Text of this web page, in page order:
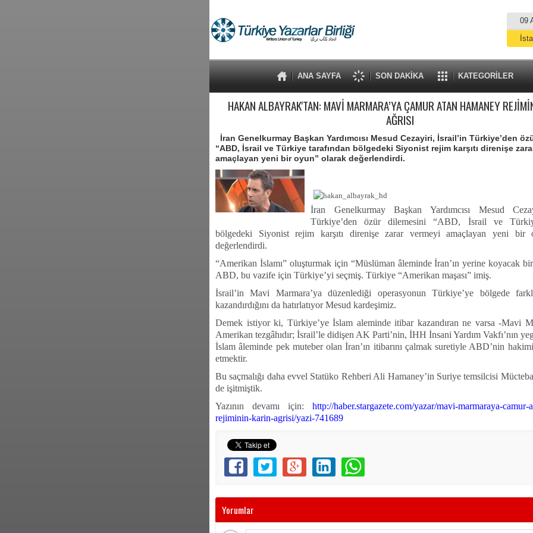
09
ANA SAYFA SON DAKİKA KATEGORİLER
HAKAN ALBAYRAK'TAN: MAVİ MARMARA’YA ÇAMUR ATAN HAMANEY
AĞRISI
İran Genelkurmay Başkan Yardımcısı Mesud Cezayiri, İsrail’in Türkiye’den
“ABD, İsrail ve Türkiye tarafından bölgedeki Siyonist rejim karşıtı direnişe
amaçlayan yeni bir oyun” olarak değerlendirdi.
İran Genelkurmay Başkan Yardımcısı Mesud
Türkiye’den özür dilemesini “ABD, İsrail ve
bölgedeki Siyonist rejim karşıtı direnişe zarar vermeyi amaçlayan yeni bir
değerlendirdi.
“Amerikan İslamı” oluşturmak için “Müslüman âleminde İran’ın yerine koyacak
ABD, bu vazife için Türkiye’yi seçmiş. Türkiye “Amerikan maşası” imiş.
İsrail’in Mavi Marmara’ya düzenlediği operasyonun Türkiye’ye bölgede
kazandırdığını da hatırlatıyor Mesud kardeşimiz.
Demek istiyor ki, Türkiye’ye İslam aleminde itibar kazandıran ne varsa -Mavi
Amerikan tezgâhıdır; İsrail’le didişen AK Parti’nin, İHH İnsani Yardım Vakfı’nın
İslam âleminde pek muteber olan İran’ın itibarını çalmak suretiyle ABD’nin
etmektir.
Bu saçmalığı daha evvel Statüko Rehberi Ali Hamaney’in Suriye temsilcisi
de işitmiştik.
Yazının devamı için: http://haber.stargazete.com/yazar/mavi-marmaraya-camur-
rejiminin-karin-agrisi/yazi-741689
Yorumlar